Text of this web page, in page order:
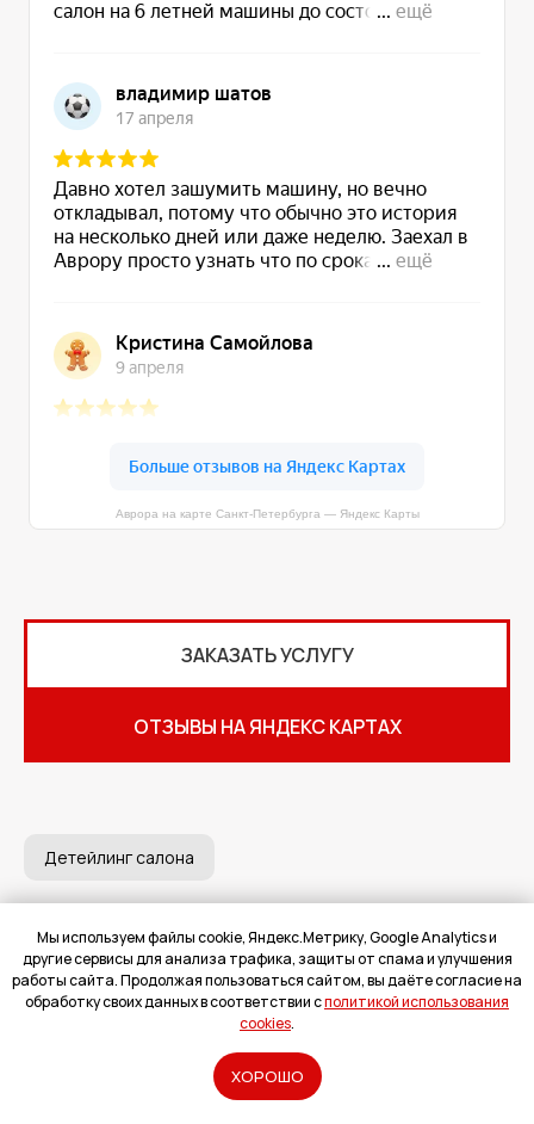
Аврора на карте Санкт‑Петербурга — Яндекс Карты
ЗАКАЗАТЬ УСЛУГУ
ОТЗЫВЫ НА ЯНДЕКС КАРТАХ
Детейлинг салона
Рассчитать
Мы используем файлы cookie, Яндекс.Метрику, Google Analytics и
другие сервисы для анализа трафика, защиты от спама и улучшения
работы сайта. Продолжая пользоваться сайтом, вы даёте согласие на
обработку своих данных в соответствии сполитикой использования
cookies.
ХОРОШО